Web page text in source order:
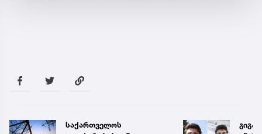
საქართველოს
გიგა